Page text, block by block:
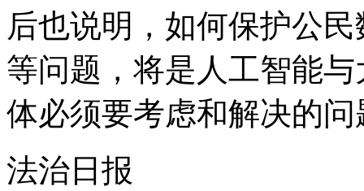
后也说明，如何保护公
等问题，将是人工智能
体必须要考虑和解决的
法治日报